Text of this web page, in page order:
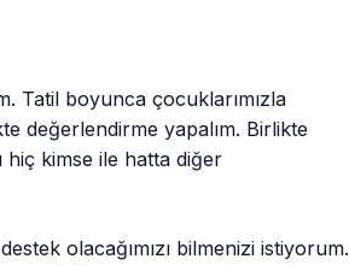
Tatil boyunca çocuklarımızla
değerlendirme yapalım. Birlikte
hiç kimse ile hatta diğer
olacağımızı bilmenizi istiyorum.